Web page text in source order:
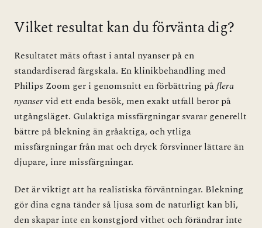
Vilket resultat kan du förvänta dig?
Resultatet mäts oftast i antal nyanser på en
standardiserad färgskala. En klinikbehandling med
Philips Zoom ger i genomsnitt en förbättring påflera
nyanservid ett enda besök, men exakt utfall beror på
utgångsläget. Gulaktiga missfärgningar svarar generellt
bättre på blekning än gråaktiga, och ytliga
missfärgningar från mat och dryck försvinner lättare än
djupare, inre missfärgningar.
Det är viktigt att ha realistiska förväntningar. Blekning
gör dina egna tänder så ljusa som de naturligt kan bli,
den skapar inte en konstgjord vithet och förändrar inte